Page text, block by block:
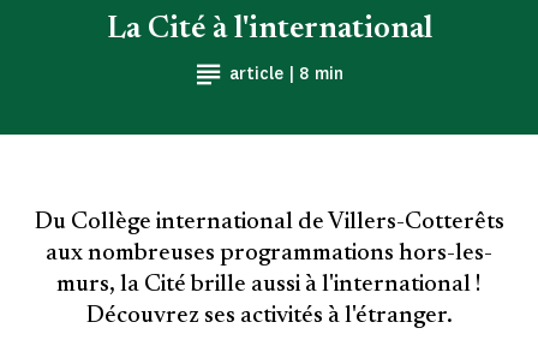
article | Temps de Lecture
8 min
La Cité à l'international
Du Collège international de Villers-Cotterêts
aux nombreuses programmations hors-les-
murs, la Cité brille aussi à l'international !
Découvrez ses activités à l'étranger.